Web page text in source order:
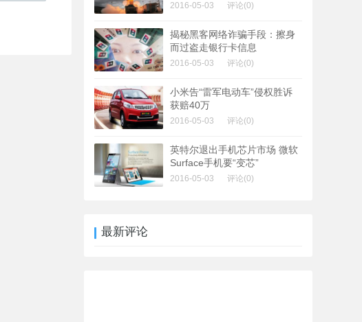
2016-05-03 评论(0)
揭秘黑客网络诈骗手段：擦身
而过盗走银行卡信息
2016-05-03 评论(0)
小米告“雷军电动车”侵权胜诉
获赔40万
2016-05-03 评论(0)
英特尔退出手机芯片市场 微软
Surface手机要“变芯”
2016-05-03 评论(0)
最新评论